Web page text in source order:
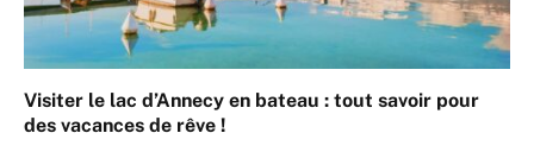
Visiter le lac d’Annecy en bateau : tout savoir pour
des vacances de rêve !